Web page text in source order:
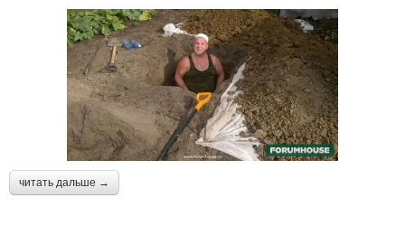
читать дальше →